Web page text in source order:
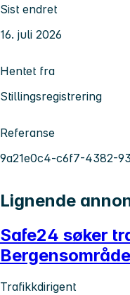
Sist endret
16. juli 2026
Hentet fra
Stillingsregistrering
Referanse
9a21e0c4-c6f7-4382-
Lignende
Safe24 søker
Trafikkdirigent